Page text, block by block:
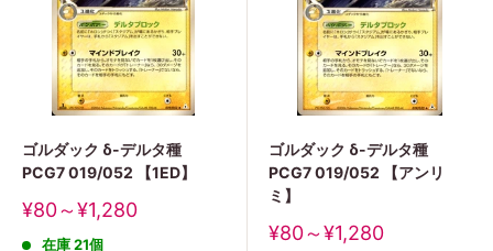
ゴルダック δ-デルタ種
PCG7 019/052 【1ED】
販
¥80～¥1,280
在庫 21個
ゴルダック δ-デルタ種
PCG7 019/052 【アンリ
ミ】
販
¥80～¥1,280